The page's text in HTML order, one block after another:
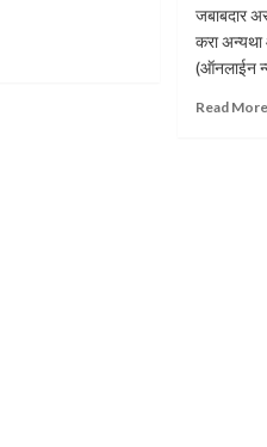
जबाबदार
करा
(ऑनलाईन
Read More